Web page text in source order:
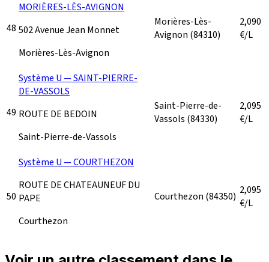
48
MORIÈRES-LÈS-AVIGNON
502 Avenue Jean Monnet
Morières-Lès-Avignon
Morières-Lès-
Avignon (84310)
2,090
€/L
49
Système U — SAINT-PIERRE-
DE-VASSOLS
ROUTE DE BEDOIN
Saint-Pierre-de-Vassols
Saint-Pierre-de-
Vassols (84330)
2,095
€/L
50
Système U — COURTHEZON
ROUTE DE CHATEAUNEUF DU
PAPE
Courthezon
Courthezon (84350) 2,095
€/L